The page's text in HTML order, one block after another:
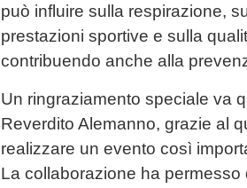
può influire sulla respirazione,
prestazioni sportive e sulla
contribuendo anche alla
Un ringraziamento speciale va
Reverdito Alemanno, grazie al
realizzare un evento così
La collaborazione ha